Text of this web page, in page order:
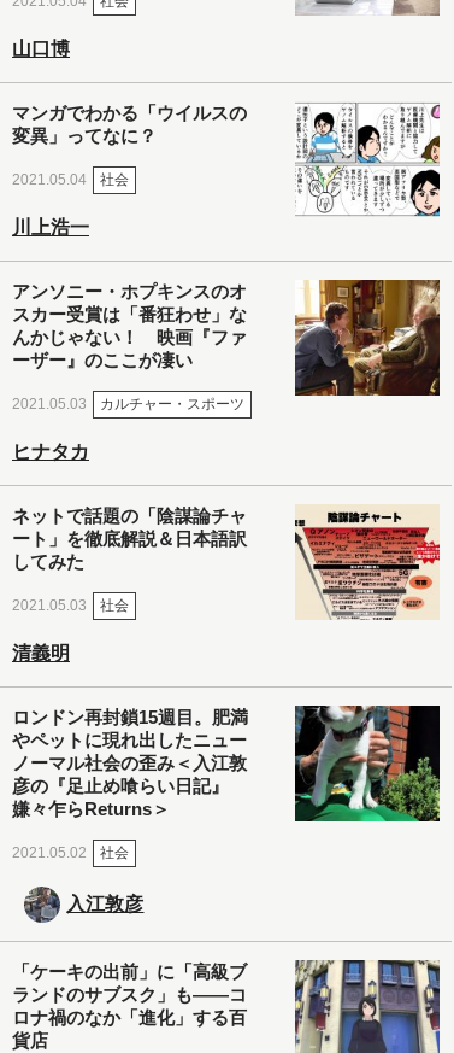
山口博
マンガでわかる「ウイルスの
変異」ってなに？
2021.05.04 社会
川上浩一
アンソニー・ホプキンスのオ
スカー受賞は「番狂わせ」な
んかじゃない！ 映画『ファ
ーザー』のここが凄い
2021.05.03 カルチャー・スポーツ
ヒナタカ
ネットで話題の「陰謀論チャ
ート」を徹底解説＆日本語訳
してみた
2021.05.03 社会
清義明
ロンドン再封鎖15週目。肥満
やペットに現れ出したニュー
ノーマル社会の歪み＜入江敦
彦の『足止め喰らい日記』
嫌々乍らReturns＞
2021.05.02 社会
入江敦彦
「ケーキの出前」に「高級ブ
ランドのサブスク」も――コ
ロナ禍のなか「進化」する百
貨店